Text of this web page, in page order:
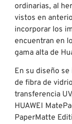
ordinarias, al
vistos en
incorporar los
encuentran en
gama alta de
En su diseño
de fibra de
transferencia
HUAWEI
PaperMatte